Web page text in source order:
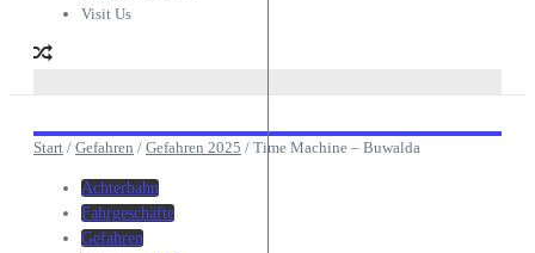
Visit Us
Start / Gefahren / Gefahren 2025 / Time Machine – Buwalda
Achterbahn
Fahrgeschäfte
Gefahren